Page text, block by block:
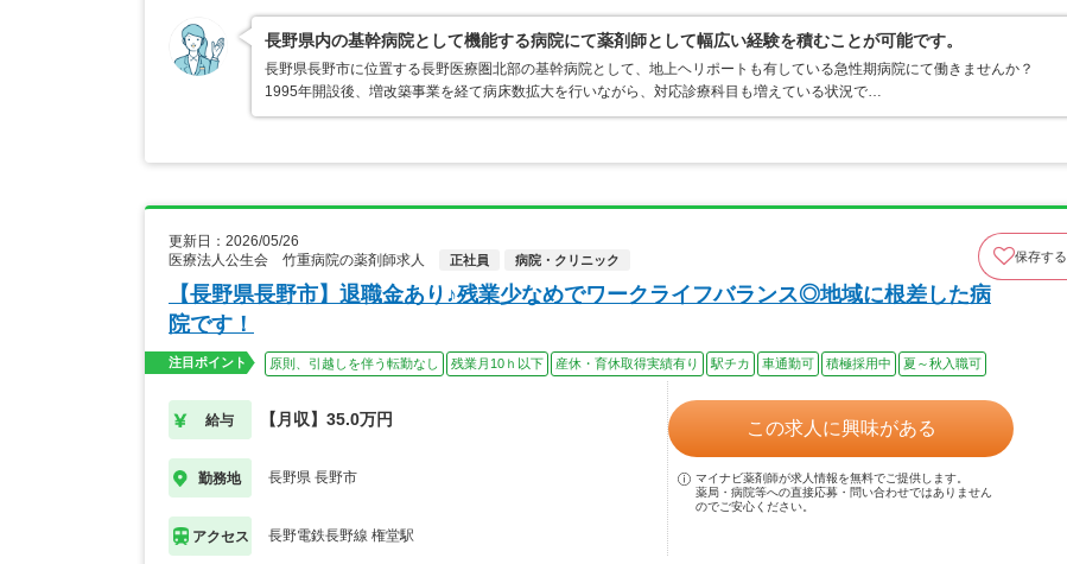
長野県内の基幹病院として機能する病院にて薬剤師として幅広い経験を積むことが可能です。
長野県長野市に位置する長野医療圏北部の基幹病院として、地上ヘリポートも有している急性期病院にて働きませんか？
1995年開設後、増改築事業を経て病床数拡大を行いながら、対応診療科目も増えている状況で…
更新日：2026/05/26
医療法人公生会 竹重病院の薬剤師求人
正社員 病院・クリニック 保存する
【長野県長野市】退職金あり♪残業少なめでワークライフバランス◎地域に根差した病
院です！
注目ポイント 原則、引越しを伴う転勤なし 残業月10ｈ以下 産休・育休取得実績有り 駅チカ 車通勤可 積極採用中 夏～秋入職可
給与 【月収】35.0万円
勤務地 長野県 長野市
アクセス 長野電鉄長野線 権堂駅
この求人に興味がある
マイナビ薬剤師が求人情報を無料でご提供します。
薬局・病院等への直接応募・問い合わせではありません
のでご安心ください。